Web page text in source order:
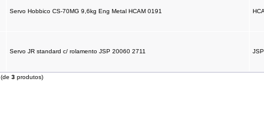
Servo Hobbico CS-70MG 9,6kg Eng Metal HCAM 0191
Servo JR standard c/ rolamento JSP 20060 2711
(de 3 produtos)